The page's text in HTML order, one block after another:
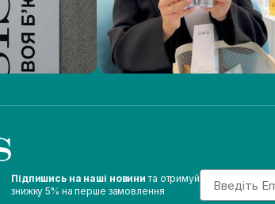
Підпишись на наші новини та отримуй
знижку 5% на перше замовлення
Email